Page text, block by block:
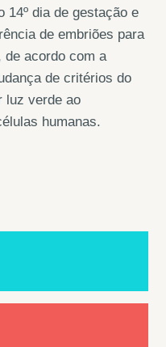
14º dia de gestação e
de embriões para
de acordo com a
de critérios do
luz verde ao
humanas.